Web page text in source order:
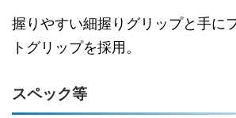
握りやすい細握りグリップと手に
トグリップを採用。
スペック等